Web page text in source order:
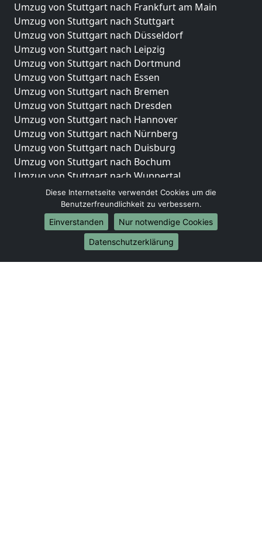
Umzug von Stuttgart nach Frankfurt am Main
Umzug von Stuttgart nach Stuttgart
Umzug von Stuttgart nach Düsseldorf
Umzug von Stuttgart nach Leipzig
Umzug von Stuttgart nach Dortmund
Umzug von Stuttgart nach Essen
Umzug von Stuttgart nach Bremen
Umzug von Stuttgart nach Dresden
Umzug von Stuttgart nach Hannover
Umzug von Stuttgart nach Nürnberg
Umzug von Stuttgart nach Duisburg
Umzug von Stuttgart nach Bochum
Umzug von Stuttgart nach Wuppertal
Umzug von Stuttgart nach Bielefeld
Umzug von Stuttgart nach Bonn
Umzug von Stuttgart nach Münster
Internationale-Umzüge
Umzug von Stuttgart nach Brasilien
Diese Internetseite verwendet Cookies um die
Benutzerfreundlichkeit zu verbessern.
Einverstanden
Nur notwendige Cookies
Datenschutzerklärung